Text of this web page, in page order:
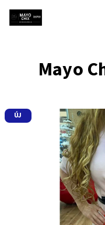
Mayo
ÚJ